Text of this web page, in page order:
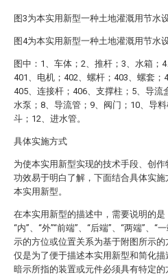
图3为本实用新型一种土地灌溉用节水
图4为本实用新型一种土地灌溉用节水
图中：1、车体；2、推杆；3、水箱；4
401、电机；402、螺杆；403、螺套；
405、连接杆；406、支撑柱；5、导流
水泵；8、导流管；9、阀门；10、导
斗；12、进水管。
具体实施方式
为使本实用新型实现的技术手段、创
功效易于明白了解，下面结合具体实施
本实用新型。
在本实用新型的描述中，需要说明的是
“内”、“外”“前端”、“后端”、“两端”、“
示的方位或位置关系为基于附图所示的
仅是为了便于描述本实用新型和简化
暗示所指的装置或元件必须具有特定